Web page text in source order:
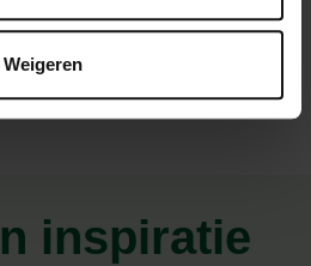
Weigeren
inspiratie